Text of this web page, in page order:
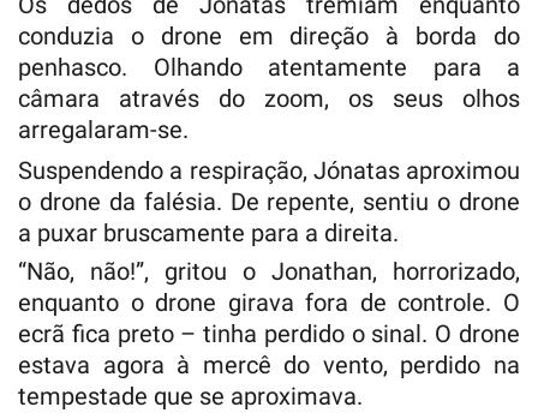
conduzia o drone em direção à borda do
penhasco. Olhando atentamente para a
câmara através do zoom, os seus olhos
arregalaram-se.
Suspendendo a respiração, Jónatas aproximou
o drone da falésia. De repente, sentiu o drone
a puxar bruscamente para a direita.
“Não, não!”, gritou o Jonathan, horrorizado,
enquanto o drone girava fora de controle. O
ecrã fica preto – tinha perdido o sinal. O drone
estava agora à mercê do vento, perdido na
tempestade que se aproximava.